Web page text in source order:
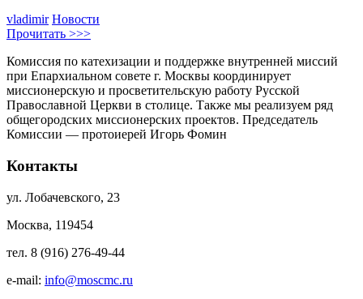
vladimir Новости
Прочитать >>>
Комиссия по катехизации и поддержке внутренней миссий
при Епархиальном совете г. Москвы координирует
миссионерскую и просветительскую работу Русской
Православной Церкви в столице. Также мы реализуем ряд
общегородских миссионерских проектов. Председатель
Комиссии — протоиерей Игорь Фомин
Контакты
ул. Лобачевского, 23
Москва, 119454
тел. 8 (916) 276-49-44
e-mail: info@moscmc.ru